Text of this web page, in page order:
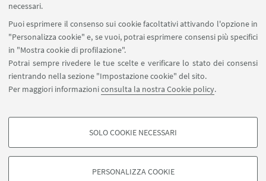
necessari.
Puoi esprimere il consenso sui cookie facoltativi attivando l'opzione in
"Personalizza cookie" e, se vuoi, potrai esprimere consensi più specifici
in "Mostra cookie di profilazione".
Potrai sempre rivedere le tue scelte e verificare lo stato dei consensi
rientrando nella sezione "Impostazione cookie" del sito.
Per maggiori informazioniconsulta la nostra Cookie policy.
COOKIE DI PROFILAZIONE - FACOLTATIVI
degli utenti, creare profili in base al loro comportamento sul sito, per analisi
SOLO COOKIE NECESSARI
PERSONALIZZA COOKIE
SEGUI UNIBO SU:
APP:
©Copyright 2026 - ALMA MATER STUDIORUM - Università di
Bologna - Via Zamboni, 33 - 40126 Bologna - PI: 01131710376 - CF: